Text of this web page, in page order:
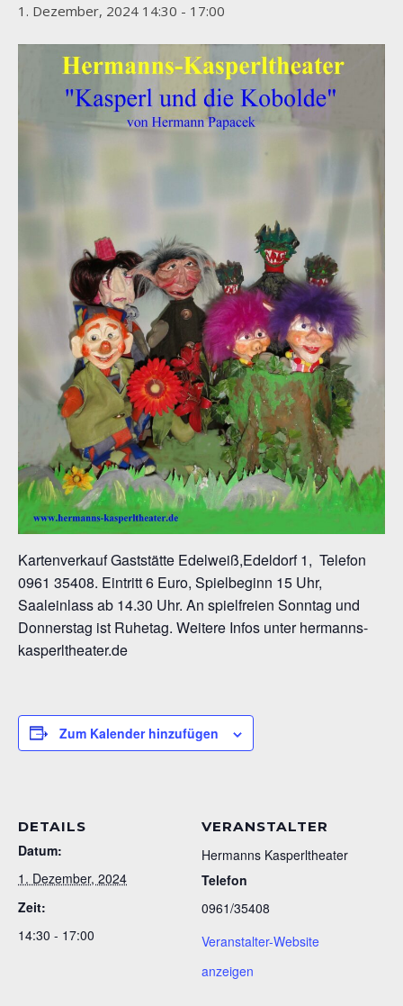
1. Dezember, 2024 14:30 - 17:00
Kartenverkauf Gaststätte Edelweiß,Edeldorf 1, Telefon
0961 35408. Eintritt 6 Euro, Spielbeginn 15 Uhr,
Saaleinlass ab 14.30 Uhr. An spielfreien Sonntag und
Donnerstag ist Ruhetag. Weitere Infos unter hermanns-
kasperltheater.de
Zum Kalender hinzufügen
DETAILS
Datum:
1. Dezember, 2024
Zeit:
14:30 - 17:00
VERANSTALTER
Hermanns Kasperltheater
Telefon
0961/35408
Veranstalter-Website
anzeigen